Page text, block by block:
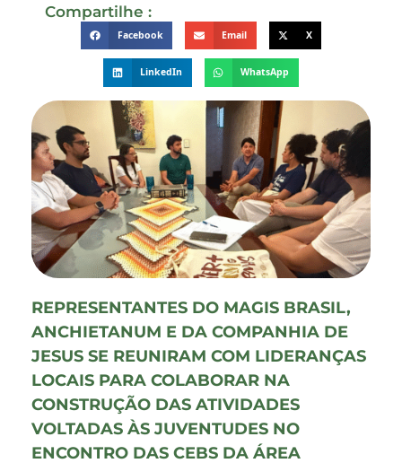
Compartilhe :
Facebook Email X
LinkedIn WhatsApp
REPRESENTANTES DO MAGIS BRASIL,
ANCHIETANUM E DA COMPANHIA DE
JESUS SE REUNIRAM COM LIDERANÇAS
LOCAIS PARA COLABORAR NA
CONSTRUÇÃO DAS ATIVIDADES
VOLTADAS ÀS JUVENTUDES NO
ENCONTRO DAS CEBS DA ÁREA